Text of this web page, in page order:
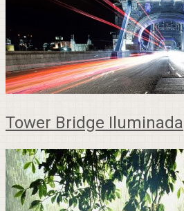
Tower Bridge Iluminada